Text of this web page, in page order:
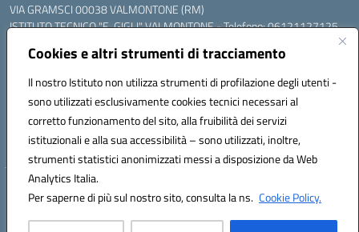
Cookies e altri strumenti di tracciamento
Il nostro Istituto non utilizza strumenti di profilazione degli utenti -
sono utilizzati esclusivamente cookies tecnici necessari al
corretto funzionamento del sito, alla fruibilità dei servizi
istituzionali e alla sua accessibilità – sono utilizzati, inoltre,
strumenti statistici anonimizzati messi a disposizione da Web
Analytics Italia.
Per saperne di più sul nostro sito, consulta la ns. Cookie Policy.
VIA GRAMSCI 00038 VALMONTONE (RM)
ISTITUTO TECNICO "E. GIGLI" VALMONTONE - Telefono: 06121127125
06121126825
LICEO DELLE SCIENZE UMANE "P.L. NERVI" SEGNI - Telefono:
Mail: RMIS099002@istruzione.it - PEC: RMIS099002@pec.istruzione.it
Codice meccanografico: RMIS099002
Codice fiscale: 95036960581
Hosting & Powered by 3D Solution S.r.l.
Concept & Design by Designers Italia